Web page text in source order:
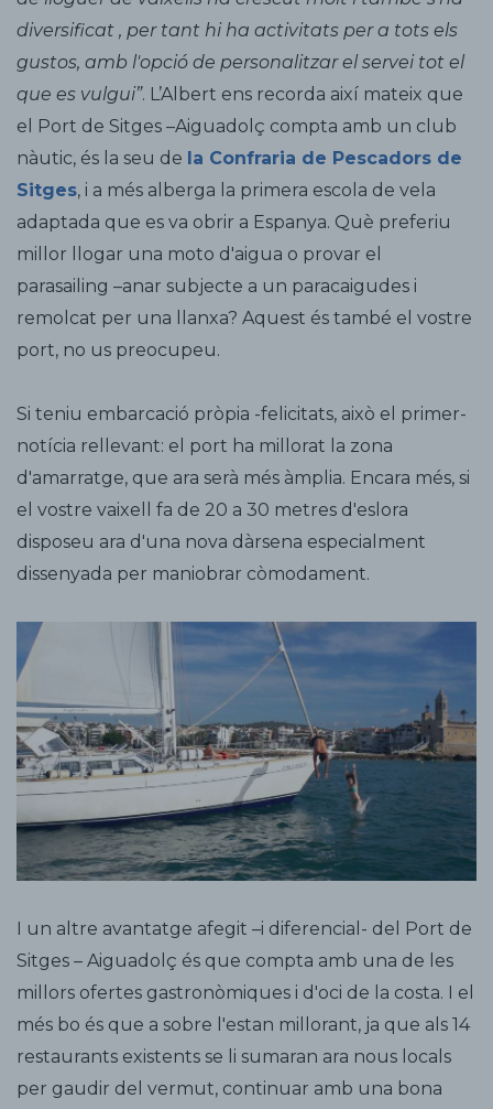
diversificat , per tant hi ha activitats per a tots els
gustos, amb l'opció de personalitzar el servei tot el
que es vulgui”. L’Albert ens recorda així mateix que
el Port de Sitges –Aiguadolç compta amb un club
nàutic, és la seu de la Confraria de Pescadors de
Sitges, i a més alberga la primera escola de vela
adaptada que es va obrir a Espanya. Què preferiu
millor llogar una moto d'aigua o provar el
parasailing –anar subjecte a un paracaigudes i
remolcat per una llanxa? Aquest és també el vostre
port, no us preocupeu.
Si teniu embarcació pròpia -felicitats, això el primer-
notícia rellevant: el port ha millorat la zona
d'amarratge, que ara serà més àmplia. Encara més, si
el vostre vaixell fa de 20 a 30 metres d'eslora
disposeu ara d'una nova dàrsena especialment
dissenyada per maniobrar còmodament.
I un altre avantatge afegit –i diferencial- del Port de
Sitges – Aiguadolç és que compta amb una de les
millors ofertes gastronòmiques i d'oci de la costa. I el
més bo és que a sobre l'estan millorant, ja que als 14
restaurants existents se li sumaran ara nous locals
per gaudir del vermut, continuar amb una bona